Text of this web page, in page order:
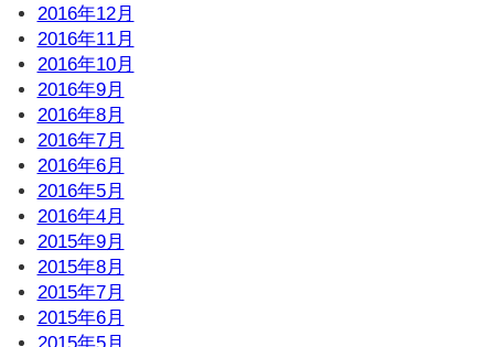
2016年12月
2016年11月
2016年10月
2016年9月
2016年8月
2016年7月
2016年6月
2016年5月
2016年4月
2015年9月
2015年8月
2015年7月
2015年6月